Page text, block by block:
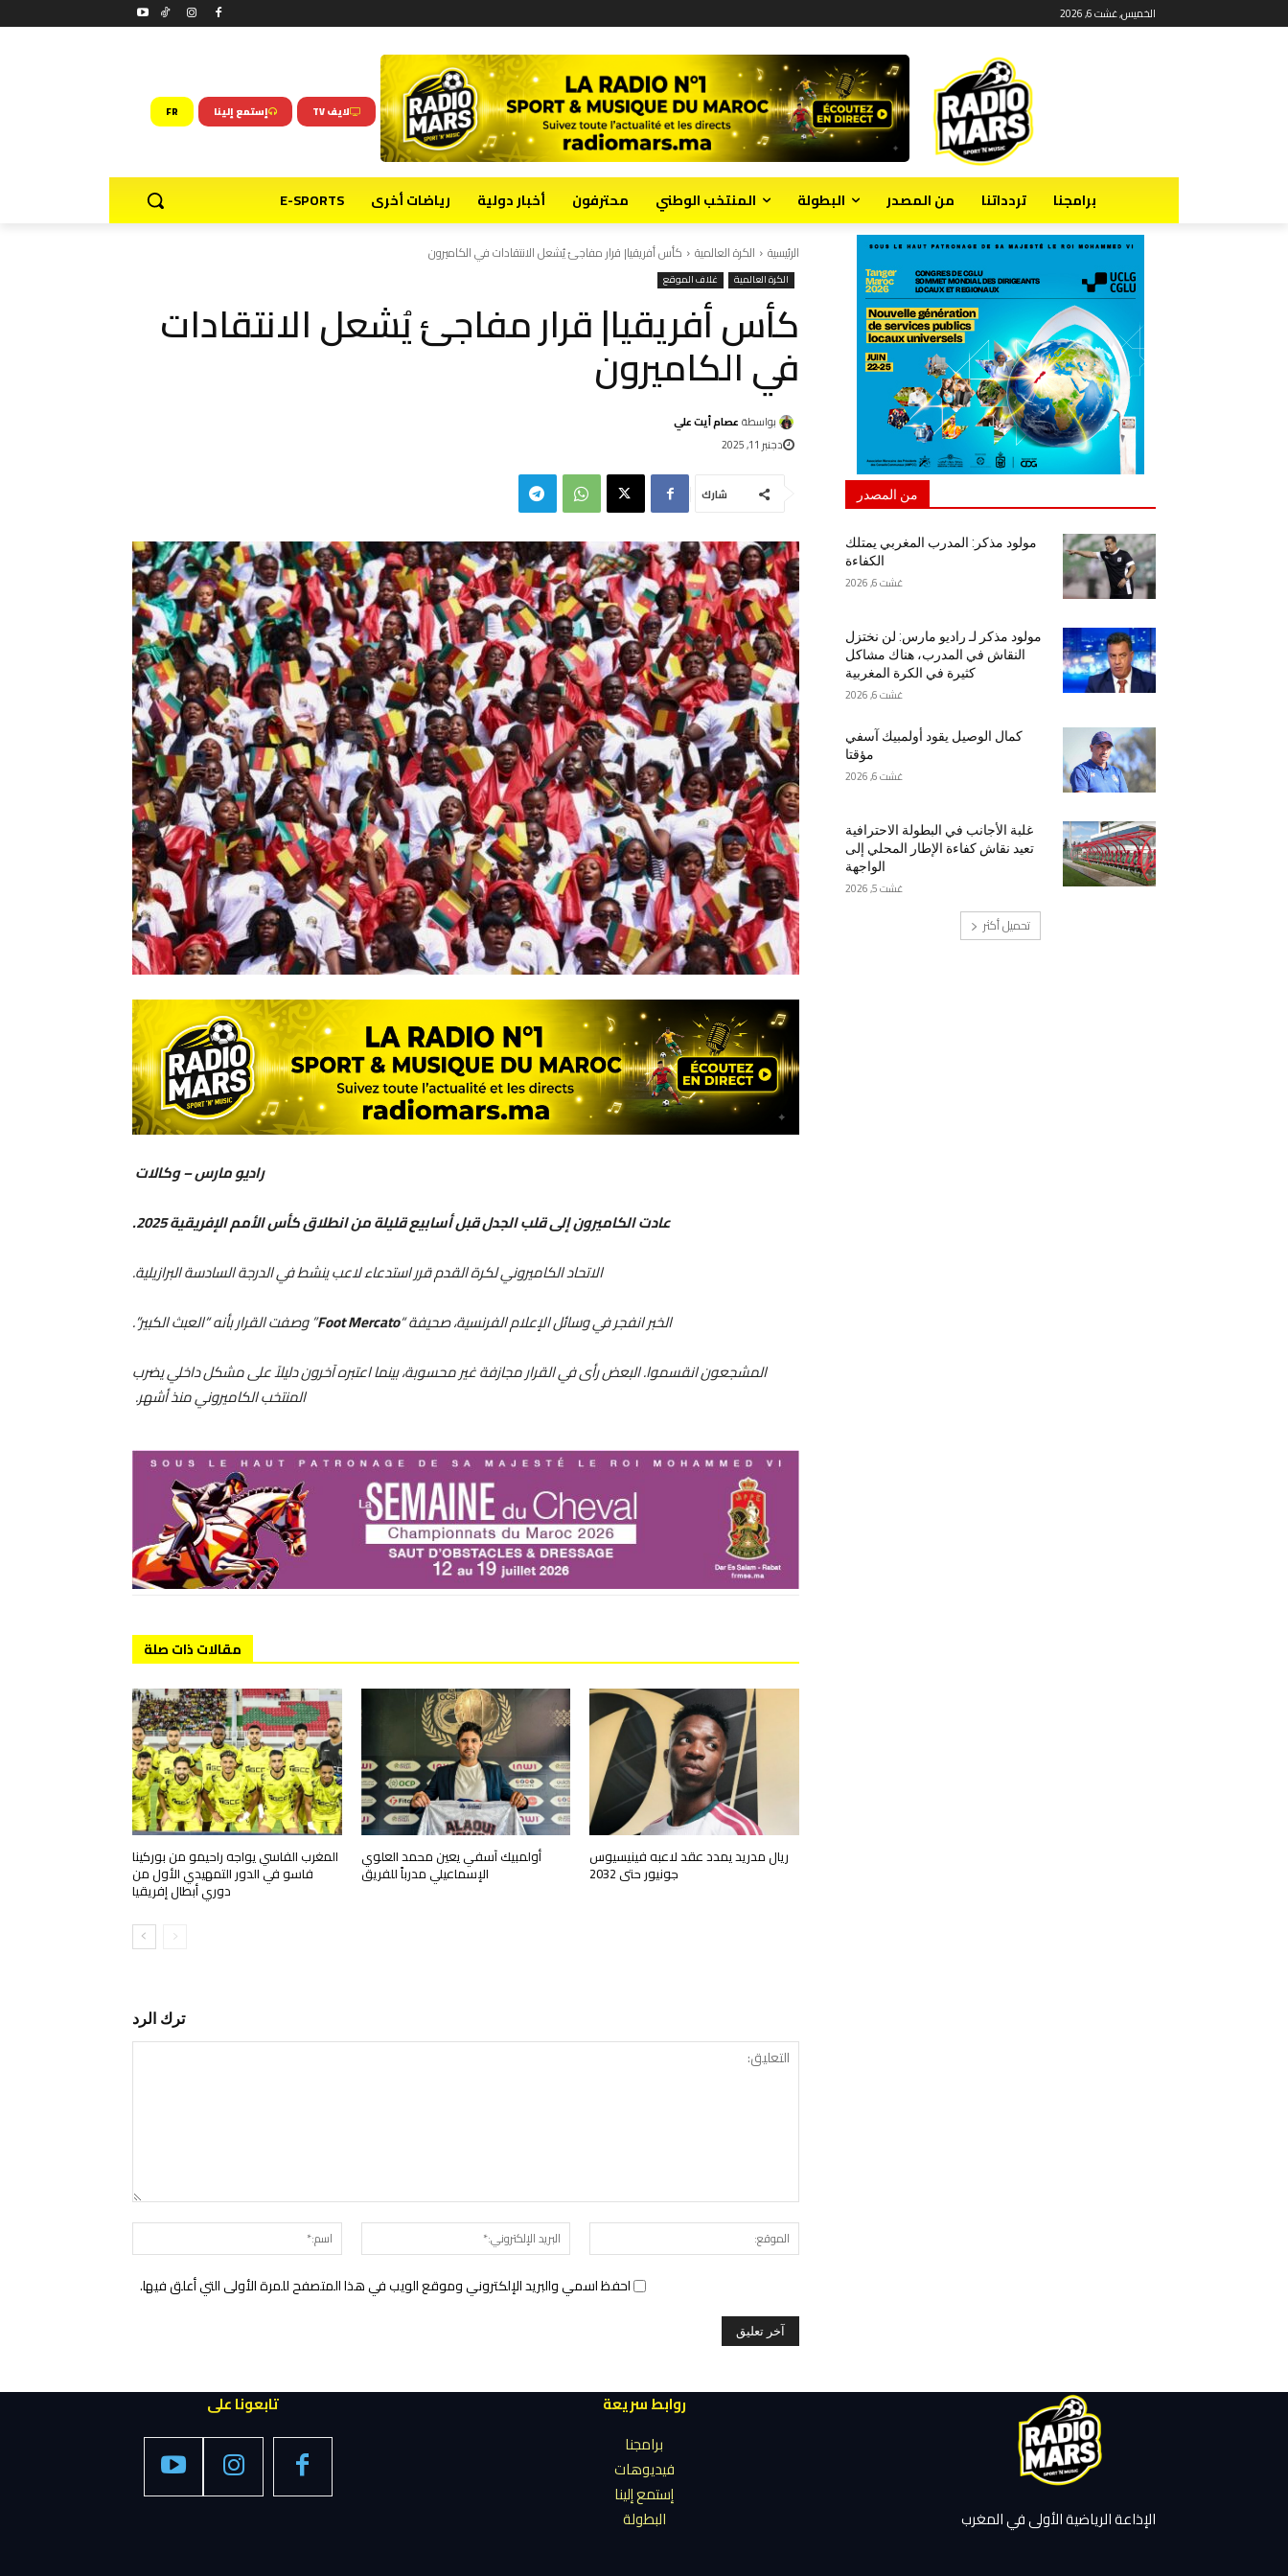
الخميس, غشت 6, 2026
لايف TV إستمع إلينا FR
برامجنا تردداتنا من المصدر البطولة المنتخب الوطني محترفون أخبار دولية رياضات أخرى E-SPORTS
الرئيسية الكرة العالمية كأس أفريقيا| قرار مفاجئ يُشعل الانتقادات في الكاميرون
الكرة العالمية غلاف الموقع
كأس أفريقيا| قرار مفاجئ يُشعل الانتقادات
في الكاميرون
بواسطة عصام أيت علي
دجنبر 11, 2025
شارك
راديو مارس – وكالات
عادت الكاميرون إلى قلب الجدل قبل أسابيع قليلة من انطلاق كأس الأمم الإفريقية 2025.
الاتحاد الكاميروني لكرة القدم قرر استدعاء لاعب ينشط في الدرجة السادسة البرازيلية.
الخبر انفجر في وسائل الإعلام الفرنسية، صحيفة “
FootMercato
” وصفت القرار بأنه “العبث الكبير”.
المشجعون انقسموا. البعض رأى في القرار مجازفة غير محسوبة، بينما اعتبره آخرون دليلاً على مشكل داخلي يضرب
المنتخب الكاميروني منذ أشهر.
مقالات ذات صلة
ريال مدريد يمدد عقد لاعبه فينيسيوس
جونيور حتى 2032
أولمبيك آسفي يعين محمد العلوي
الإسماعيلي مدرباً للفريق
المغرب الفاسي يواجه راحيمو من بوركينا
فاسو في الدور التمهيدي الأول من
دوري أبطال إفريقيا
ترك الرد
التعليق:
اسم:*
البريد
الإلكتروني:*
الموقع:
احفظ اسمي والبريد الإلكتروني وموقع الويب في هذا المتصفح للمرة الأولى التي أعلق فيها.
من المصدر
مولود مذكر: المدرب المغربي يمتلك
الكفاءة
غشت 6, 2026
مولود مذكر لـ راديو مارس: لن نختزل
النقاش في المدرب، هناك مشاكل
كثيرة في الكرة المغربية
غشت 6, 2026
كمال الوصيل يقود أولمبيك آسفي
مؤقتا
غشت 6, 2026
غلبة الأجانب في البطولة الاحترافية
تعيد نقاش كفاءة الإطار المحلي إلى
الواجهة
غشت 5, 2026
تحميل أكثر
تابعونا على
روابط سريعة
برامجنا
فيديوهات
إستمع إلينا
البطولة
الإذاعة الرياضية الأولى في المغرب